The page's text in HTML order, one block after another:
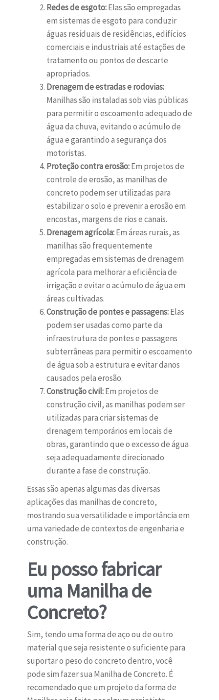
Redes de esgoto:Elas são empregadas
em sistemas de esgoto para conduzir
águas residuais de residências, edifícios
comerciais e industriais até estações de
tratamento ou pontos de descarte
apropriados.
Drenagem de estradas e rodovias:
Manilhas são instaladas sob vias públicas
para permitir o escoamento adequado de
água da chuva, evitando o acúmulo de
água e garantindo a segurança dos
motoristas.
Proteção contra erosão:Em projetos de
controle de erosão, as manilhas de
concreto podem ser utilizadas para
estabilizar o solo e prevenir a erosão em
encostas, margens de rios e canais.
Drenagem agrícola:Em áreas rurais, as
manilhas são frequentemente
empregadas em sistemas de drenagem
agrícola para melhorar a eficiência de
irrigação e evitar o acúmulo de água em
áreas cultivadas.
Construção de pontes e passagens:Elas
podem ser usadas como parte da
infraestrutura de pontes e passagens
subterrâneas para permitir o escoamento
de água sob a estrutura e evitar danos
causados pela erosão.
Construção civil:Em projetos de
construção civil, as manilhas podem ser
utilizadas para criar sistemas de
drenagem temporários em locais de
obras, garantindo que o excesso de água
seja adequadamente direcionado
durante a fase de construção.
Essas são apenas algumas das diversas
aplicações das manilhas de concreto,
mostrando sua versatilidade e importância em
uma variedade de contextos de engenharia e
construção.
Eu posso fabricar
uma Manilha de
Concreto?
Sim, tendo uma forma de aço ou de outro
material que seja resistente o suficiente para
suportar o peso do concreto dentro, você
pode sim fazer sua Manilha de Concreto. É
recomendado que um projeto da forma de